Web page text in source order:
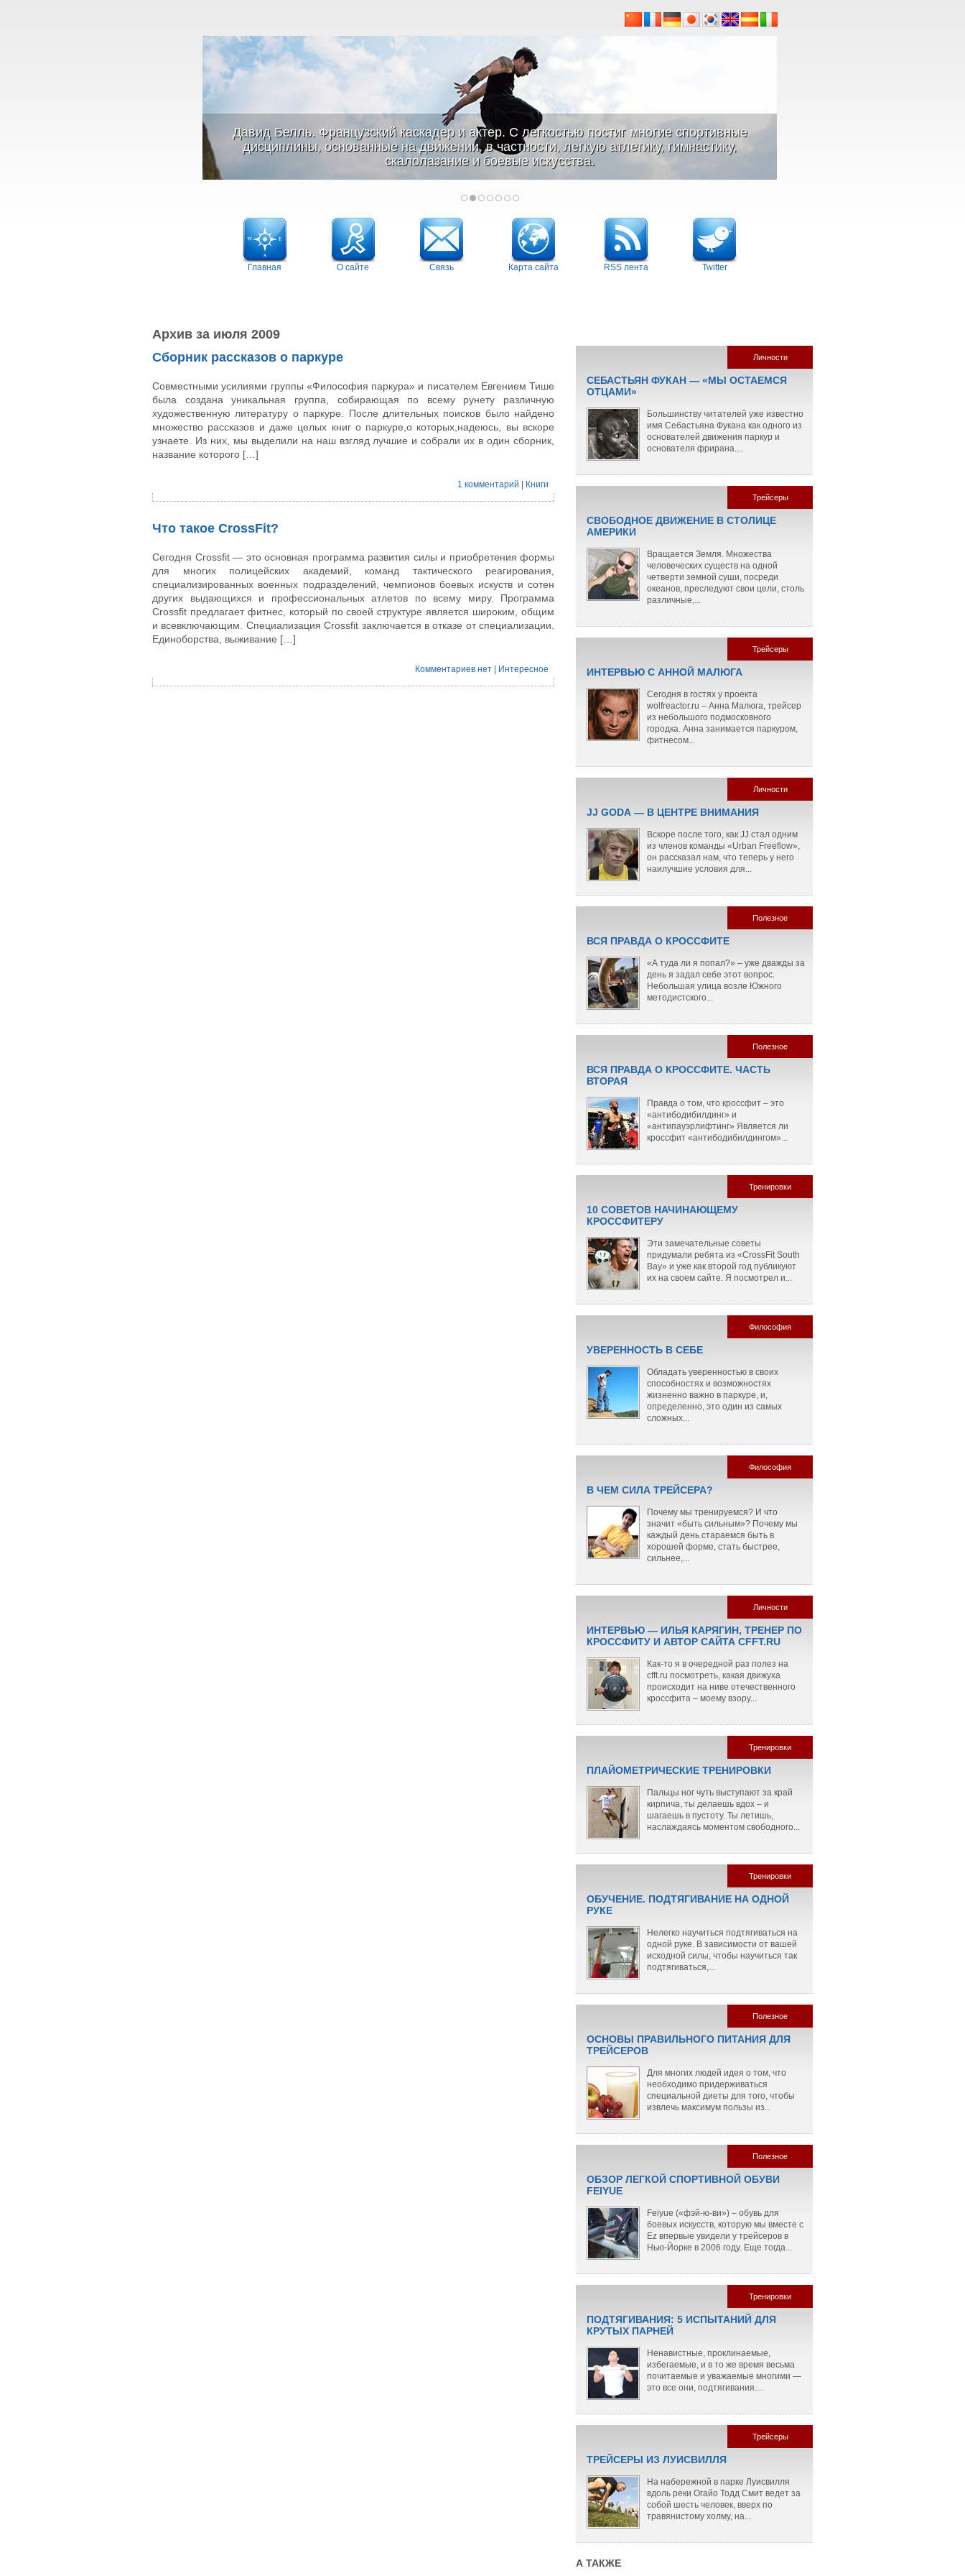
Давид Белль. Французский каскадер и актер. С легкостью постиг многие спортивные
дисциплины, основанные на движении, в частности, легкую атлетику, гимнастику,
скалолазание и боевые искусства.
Главная О сайте Связь Карта сайта RSS лента Twitter
Архив за июля 2009
Сборник рассказов о паркуре
Совместными усилиями группы «Философия паркура» и писателем Евгением Тише
была создана уникальная группа, собирающая по всему рунету различную
художественную литературу о паркуре. После длительных поисков было найдено
множество рассказов и даже целых книг о паркуре,о которых,надеюсь, вы вскоре
узнаете. Из них, мы выделили на наш взгляд лучшие и собрали их в один сборник,
название которого […]
1 комментарий Книги
Что такое CrossFit?
Сегодня Crossfit — это основная программа развития силы и приобретения формы
для многих полицейских академий, команд тактического реагирования,
специализированных военных подразделений, чемпионов боевых искуств и сотен
других выдающихся и профессиональных атлетов по всему миру. Программа
Crossfit предлагает фитнес, который по своей структуре является широким, общим
и всевключающим. Специализация Crossfit заключается в отказе от специализации.
Единоборства, выживание […]
Комментариев нет Интересное
Личности
СЕБАСТЬЯН ФУКАН — «МЫ ОСТАЕМСЯ
ОТЦАМИ»
Большинству читателей уже известно
имя Себастьяна Фукана как одного из
основателей движения паркур и
основателя фрирана....
Трейсеры
СВОБОДНОЕ ДВИЖЕНИЕ В СТОЛИЦЕ
АМЕРИКИ
Вращается Земля. Множества
человеческих существ на одной
четверти земной суши, посреди
океанов, преследуют свои цели, столь
различные,...
Трейсеры
ИНТЕРВЬЮ С АННОЙ МАЛЮГА
Сегодня в гостях у проекта
wolfreactor.ru – Анна Малюга, трейсер
из небольшого подмосковного
городка. Анна занимается паркуром,
фитнесом...
Личности
JJ GODA — В ЦЕНТРЕ ВНИМАНИЯ
Вскоре после того, как JJ стал одним
из членов команды «Urban Freeflow»,
он рассказал нам, что теперь у него
наилучшие условия для...
Полезное
ВСЯ ПРАВДА О КРОССФИТЕ
«А туда ли я попал?» – уже дважды за
день я задал себе этот вопрос.
Небольшая улица возле Южного
методистского...
Полезное
ВСЯ ПРАВДА О КРОССФИТЕ. ЧАСТЬ
ВТОРАЯ
Правда о том, что кроссфит – это
«антибодибилдинг» и
«антипауэрлифтинг» Является ли
кроссфит «антибодибилдингом»...
Тренировки
10 СОВЕТОВ НАЧИНАЮЩЕМУ
КРОССФИТЕРУ
Эти замечательные советы
придумали ребята из «CrossFit South
Bay» и уже как второй год публикуют
их на своем сайте. Я посмотрел и...
Философия
УВЕРЕННОСТЬ В СЕБЕ
Обладать уверенностью в своих
способностях и возможностях
жизненно важно в паркуре, и,
определенно, это один из самых
сложных...
Философия
В ЧЕМ СИЛА ТРЕЙСЕРА?
Почему мы тренируемся? И что
значит «быть сильным»? Почему мы
каждый день стараемся быть в
хорошей форме, стать быстрее,
сильнее,...
Личности
ИНТЕРВЬЮ — ИЛЬЯ КАРЯГИН, ТРЕНЕР ПО
КРОССФИТУ И АВТОР САЙТА CFFT.RU
Как-то я в очередной раз полез на
cfft.ru посмотреть, какая движуха
происходит на ниве отечественного
кроссфита – моему взору...
Тренировки
ПЛАЙОМЕТРИЧЕСКИЕ ТРЕНИРОВКИ
Пальцы ног чуть выступают за край
кирпича, ты делаешь вдох – и
шагаешь в пустоту. Ты летишь,
наслаждаясь моментом свободного...
Тренировки
ОБУЧЕНИЕ. ПОДТЯГИВАНИЕ НА ОДНОЙ
РУКЕ
Нелегко научиться подтягиваться на
одной руке. В зависимости от вашей
исходной силы, чтобы научиться так
подтягиваться,...
Полезное
ОСНОВЫ ПРАВИЛЬНОГО ПИТАНИЯ ДЛЯ
ТРЕЙСЕРОВ
Для многих людей идея о том, что
необходимо придерживаться
специальной диеты для того, чтобы
извлечь максимум пользы из...
Полезное
ОБЗОР ЛЕГКОЙ СПОРТИВНОЙ ОБУВИ
FEIYUE
Feiyue («фэй-ю-ви») – обувь для
боевых искусств, которую мы вместе с
Ez впервые увидели у трейсеров в
Нью-Йорке в 2006 году. Еще тогда...
Тренировки
ПОДТЯГИВАНИЯ: 5 ИСПЫТАНИЙ ДЛЯ
КРУТЫХ ПАРНЕЙ
Ненавистные, проклинаемые,
избегаемые, и в то же время весьма
почитаемые и уважаемые многими —
это все они, подтягивания....
Трейсеры
ТРЕЙСЕРЫ ИЗ ЛУИСВИЛЛЯ
На набережной в парке Луисвилля
вдоль реки Огайо Тодд Смит ведет за
собой шесть человек, вверх по
травянистому холму, на...
А ТАКЖЕ